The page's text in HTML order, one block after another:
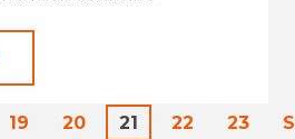
19 20 21 22 23